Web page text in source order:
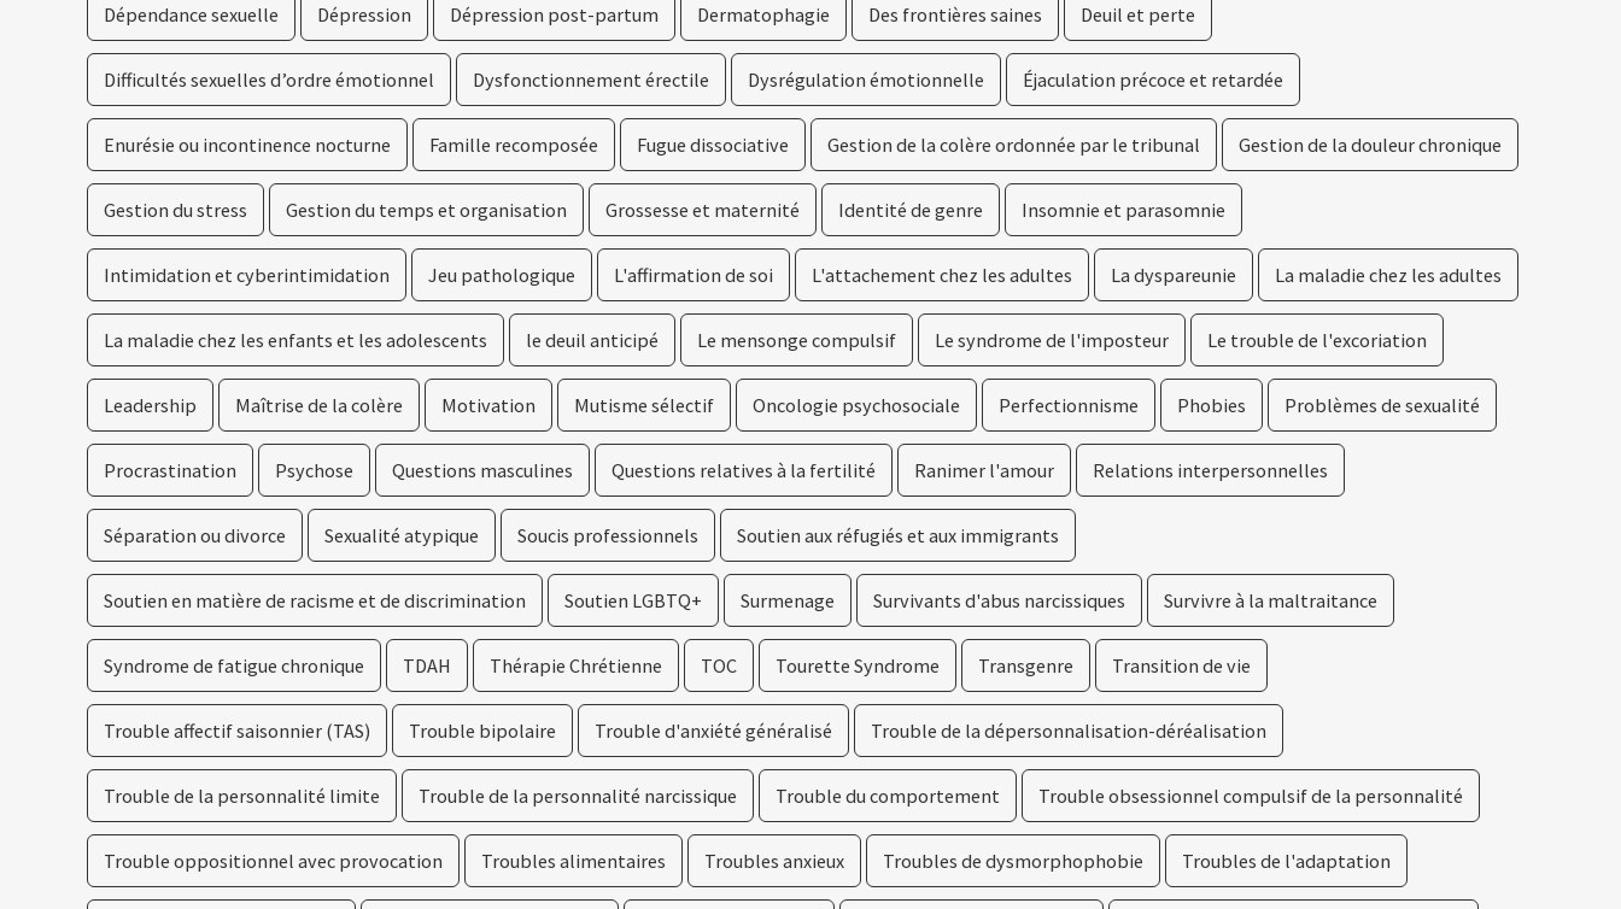
Dépendance sexuelle Dépression Dépression post-partum Dermatophagie Des frontières saines Deuil et perte
Difficultés sexuelles d’ordre émotionnel Dysfonctionnement érectile Dysrégulation émotionnelle Éjaculation précoce et retardée
Enurésie ou incontinence nocturne Famille recomposée Fugue dissociative Gestion de la colère ordonnée par le tribunal Gestion de la douleur chronique
Gestion du stress Gestion du temps et organisation Grossesse et maternité Identité de genre Insomnie et parasomnie
Intimidation et cyberintimidation Jeu pathologique L'affirmation de soi L'attachement chez les adultes La dyspareunie La maladie chez les adultes
La maladie chez les enfants et les adolescents le deuil anticipé Le mensonge compulsif Le syndrome de l'imposteur Le trouble de l'excoriation
Leadership Maîtrise de la colère Motivation Mutisme sélectif Oncologie psychosociale Perfectionnisme Phobies Problèmes de sexualité
Procrastination Psychose Questions masculines Questions relatives à la fertilité Ranimer l'amour Relations interpersonnelles
Séparation ou divorce Sexualité atypique Soucis professionnels Soutien aux réfugiés et aux immigrants
Soutien en matière de racisme et de discrimination Soutien LGBTQ+ Surmenage Survivants d'abus narcissiques Survivre à la maltraitance
Syndrome de fatigue chronique TDAH Thérapie Chrétienne TOC Tourette Syndrome Transgenre Transition de vie
Trouble affectif saisonnier (TAS) Trouble bipolaire Trouble d'anxiété généralisé Trouble de la dépersonnalisation-déréalisation
Trouble de la personnalité limite Trouble de la personnalité narcissique Trouble du comportement Trouble obsessionnel compulsif de la personnalité
Trouble oppositionnel avec provocation Troubles alimentaires Troubles anxieux Troubles de dysmorphophobie Troubles de l'adaptation